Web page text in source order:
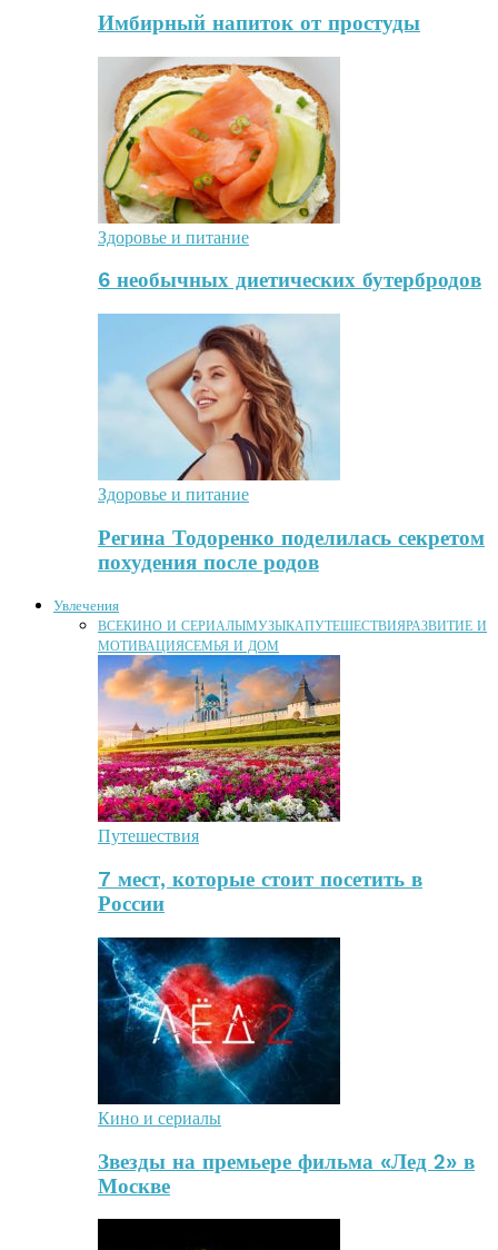
Имбирный напиток от простуды
Здоровье и питание
6 необычных диетических бутербродов
Здоровье и питание
Регина Тодоренко поделилась секретом
похудения после родов
Увлечения
ВСЕКИНО И СЕРИАЛЫМУЗЫКАПУТЕШЕСТВИЯРАЗВИТИЕ И
МОТИВАЦИЯСЕМЬЯ И ДОМ
Путешествия
7 мест, которые стоит посетить в
России
Кино и сериалы
Звезды на премьере фильма «Лед 2» в
Москве